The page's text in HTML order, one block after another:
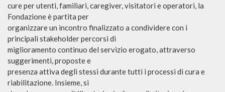
cure per utenti, familiari, caregiver, visitatori e operatori, la
Fondazione è partita per
organizzare un incontro finalizzato a condividere con i
principali stakeholder percorsi di
miglioramento continuo del servizio erogato, attraverso
suggerimenti, proposte e
presenza attiva degli stessi durante tutti i processi di cura e
riabilitazione. Insieme, si